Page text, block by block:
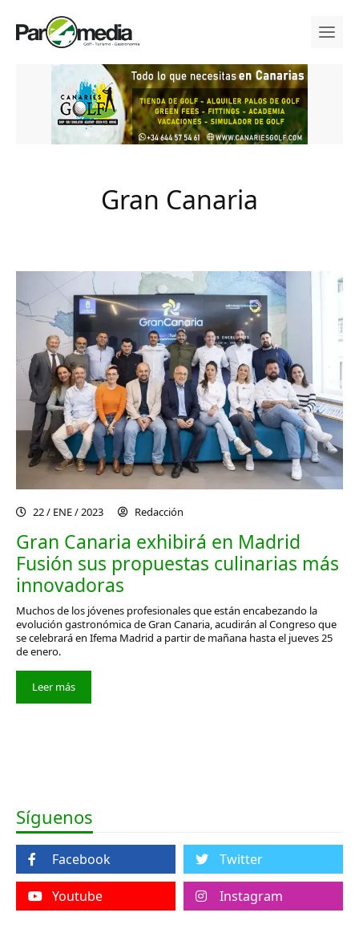
Gran Canaria
22 / ENE / 2023 Redacción
Gran Canaria exhibirá en Madrid
Fusión sus propuestas culinarias más
innovadoras
Muchos de los jóvenes profesionales que están encabezando la
evolución gastronómica de Gran Canaria, acudirán al Congreso que
se celebrará en Ifema Madrid a partir de mañana hasta el jueves 25
de enero.
Leer más
Síguenos
Facebook Twitter
Youtube Instagram